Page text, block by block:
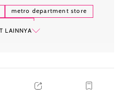
metro department store
LAINNYA